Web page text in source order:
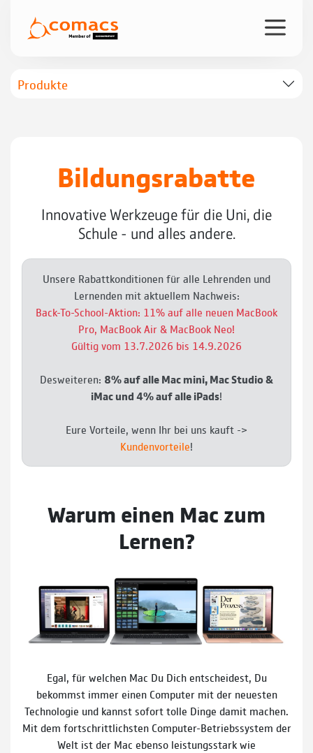
Produkte
Bildungsrabatte
Innovative Werkzeuge für die Uni, die
Schule - und alles andere.
Unsere Rabattkonditionen für alle Lehrenden und
Lernenden mit aktuellem Nachweis:
Back-To-School-Aktion: 11% auf alle neuen MacBook
Pro, MacBook Air & MacBook Neo!
Gültig vom 13.7.2026 bis 14.9.2026
Desweiteren: 8% auf alle Mac mini, Mac Studio &
iMac und 4% auf alle iPads!
Eure Vorteile, wenn Ihr bei uns kauft ->
Kundenvorteile!
Warum einen Mac zum
Lernen?
Egal, für welchen Mac Du Dich entscheidest, Du
bekommst immer einen Computer mit der neuesten
Technologie und kannst sofort tolle Dinge damit machen.
Mit dem fortschrittlichsten Computer-Betriebssystem der
Welt ist der Mac ebenso leistungsstark wie